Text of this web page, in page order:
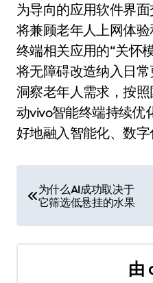
为导向的应用软件界
将兼顾老年人上网体
终端相关应用的“关怀
将无障碍改造纳入日
洞察老年人需求，按
动vivo智能终端持续优
好地融入智能化、数字
章
导
为什么AI成功取决于
它筛选低悬挂的水果
由